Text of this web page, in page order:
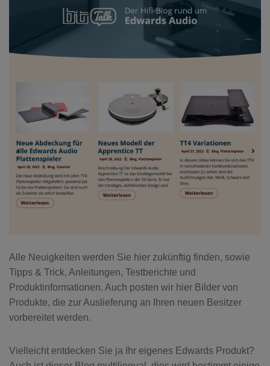
Alle Neuigkeiten werden Sie hier zukünftig finden, sowie
Tipps & Trick, Anleitungen, Testberichte und
Produktinformationen. Auch posten wir hier Bilder von
Produkte, die zur Auslieferung an Ihren neuen Besitzer
vorbereitet werden.
Vielleicht entdecken Sie ja Ihr eigenes Edwards Produkt?